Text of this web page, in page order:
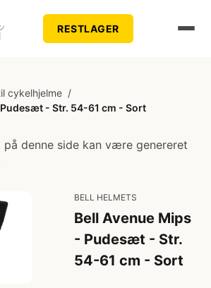
RESTLAGER
cykelhjelme /
- Str. 54-61 cm - Sort
på denne side kan være genereret
BELL HELMETS
Bell Avenue Mips
- Pudesæt - Str.
54-61 cm - Sort